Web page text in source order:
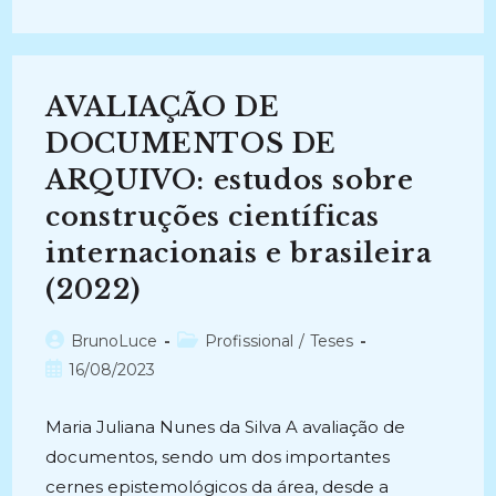
E
Entre
(2017)
AVALIAÇÃO DE
DOCUMENTOS DE
ARQUIVO: estudos sobre
construções científicas
internacionais e brasileira
(2022)
Autor
do
BrunoLuce
Categoria
Profissional / Teses
Post16/08/2023
Maria Juliana Nunes da Silva A avaliação de
documentos, sendo um dos importantes
cernes epistemológicos da área, desde a